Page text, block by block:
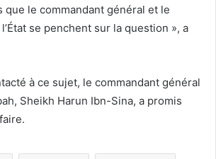
que le commandant général et le
se penchent sur la question », a
à ce sujet, le commandant général
Sheikh Harun Ibn-Sina, a promis